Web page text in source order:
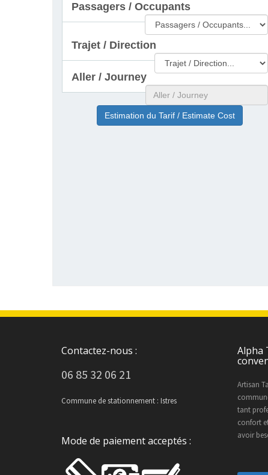
Passagers / Occupants
Trajet / Direction
Aller / Journey
Estimation du Tarif / Estimate Cost
Contactez-nous :
06 85 32 06 21
Commune de stationnement : Istres
Mode de paiement acceptés :
Alpha
Artisan
tant
confort
avoir